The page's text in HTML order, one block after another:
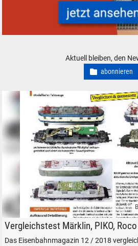
Aktuell bleiben, den
abonnieren
BR 118 von Märklin, PIKO und Roco im
Vergleichstest Märklin, PIKO, Roco
Das Eisenbahnmagazin 12 / 2018